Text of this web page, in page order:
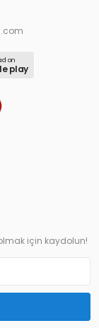
on
play
için kaydolun!